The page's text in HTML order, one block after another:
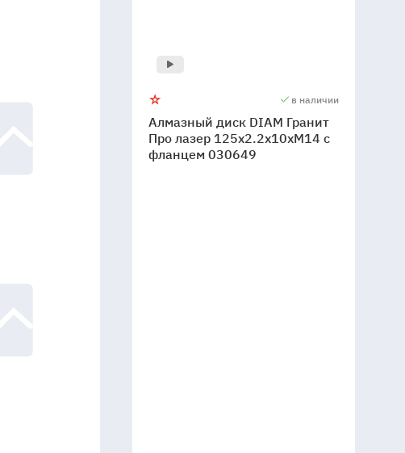
в наличии
Алмазный диск DIAM Гранит
Про лазер 125x2.2x10xМ14 с
фланцем 030649